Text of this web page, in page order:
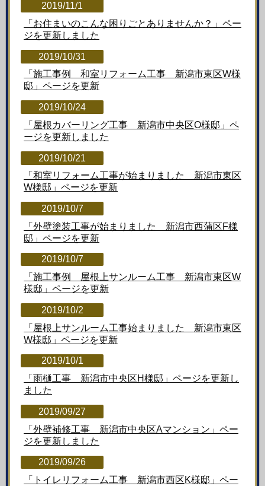
2019/11/1
「お住まいのこんな困りごとありませんか？」ペー
ジを更新しました
2019/10/31
「施工事例 和室リフォーム工事 新潟市東区W様
邸」ページを更新
2019/10/24
「屋根カバーリング工事 新潟市中央区O様邸」ペ
ージを更新しました
2019/10/21
「和室リフォーム工事が始まりました 新潟市東区
W様邸」ページを更新
2019/10/7
「外壁塗装工事が始まりました 新潟市西蒲区F様
邸」ページを更新
2019/10/7
「施工事例 屋根上サンルーム工事 新潟市東区W
様邸」ページを更新
2019/10/2
「屋根上サンルーム工事始まりました 新潟市東区
W様邸」ページを更新
2019/10/1
「雨樋工事 新潟市中央区H様邸」ページを更新し
ました
2019/09/27
「外壁補修工事 新潟市中央区Aマンション」ペー
ジを更新しました
2019/09/26
「トイレリフォーム工事 新潟市西区K様邸」ペー